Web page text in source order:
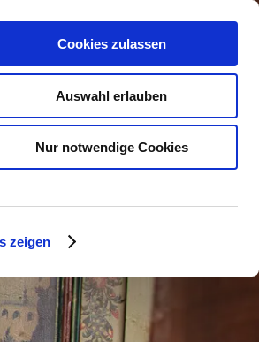
zeigen
Cookies zulassen
Auswahl erlauben
Nur notwendige Cookies
Service
Öffnungszeiten
Kurbeitrag & Co.
Chiemgau Karte
Wetter